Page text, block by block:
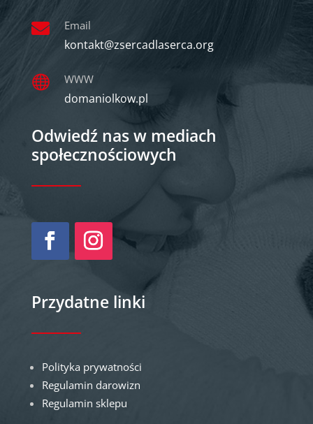
 Email
kontakt@zsercadlaserca.org
 WWW
domaniolkow.pl
Odwiedź nas w mediach
społecznościowych
Przydatne linki
Polityka prywatności
Regulamin darowizn
Regulamin sklepu